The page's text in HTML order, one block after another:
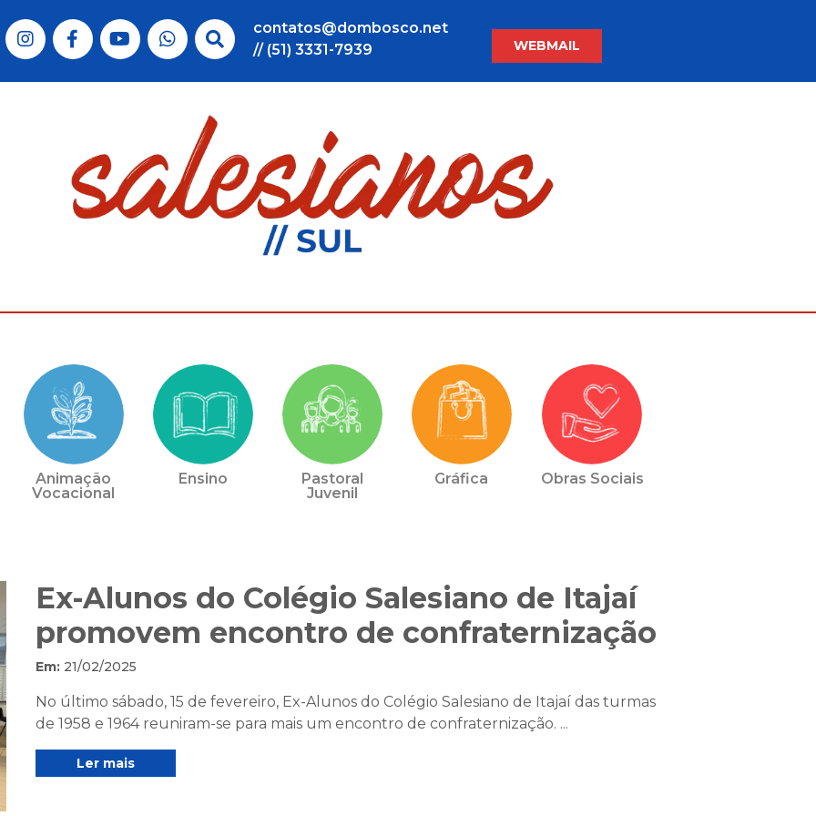
contatos@dombosco.net
// (51) 3331-7939
WEBMAIL
Animação
Vocacional
Ensino
Pastoral
Juvenil
Gráfica Obras Sociais
Ex-Alunos do Colégio Salesiano de Itajaí
promovem encontro de confraternização
Em:21/02/2025
No último sábado, 15 de fevereiro, Ex-Alunos do Colégio Salesiano de Itajaí das turmas
de 1958 e 1964 reuniram-se para mais um encontro de confraternização. ...
Ler mais